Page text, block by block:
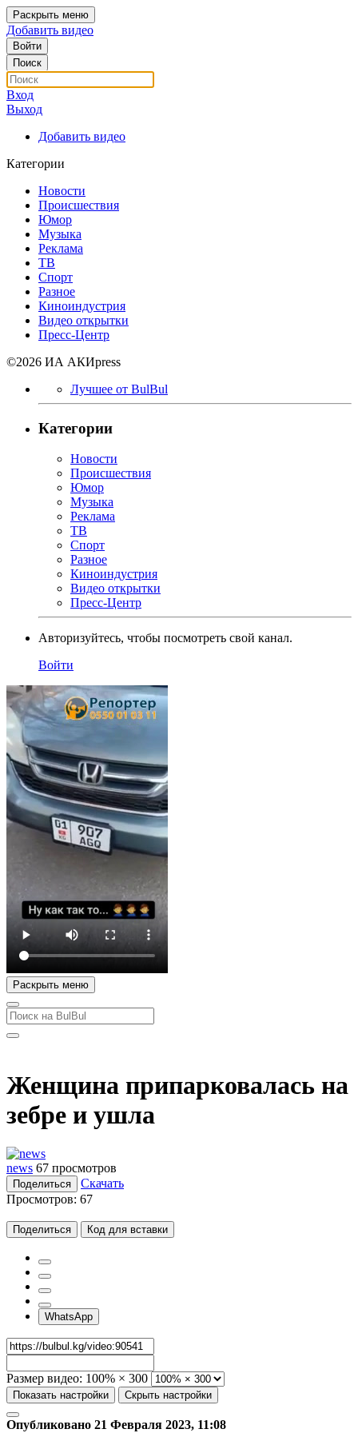
Раскрыть меню
Добавить видео
Войти
Поиск
Вход
Выход
Добавить видео
Категории
Новости
Происшествия
Юмор
Музыка
Реклама
ТВ
Спорт
Разное
Киноиндустрия
Видео открытки
Пресс-Центр
©2026 ИА АКИpress
Лучшее от BulBul
Категории
Новости
Происшествия
Юмор
Музыка
Реклама
ТВ
Спорт
Разное
Киноиндустрия
Видео открытки
Пресс-Центр
Авторизуйтесь, чтобы посмотреть свой канал.
Войти
Раскрыть меню
Женщина припарковалась на
зебре и ушла
news 67 просмотров
Поделиться
Скачать
Просмотров: 67
Поделиться Код для вставки
WhatsApp
Размер видео: 100% × 300
Показать настройки Скрыть настройки
Опубликовано 21 Февраля 2023, 11:08